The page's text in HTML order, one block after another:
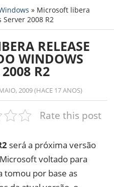
» Microsoft libera
2008 R2
RELEASE
WINDOWS
2008 R2
2009 (HACE 17 ANOS)
Rate this post
será a próxima versão
voltado para
tomou por base as